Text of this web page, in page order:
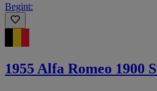
Begint:
1955 Alfa Romeo 1900